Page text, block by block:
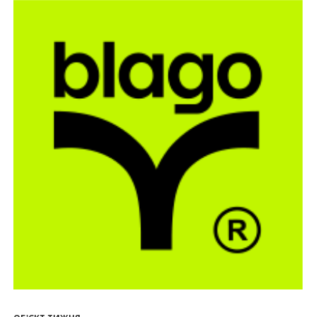
22.07.2026
Літо вигідних інвестицій: комерційні
приміщення зі знижками
21.07.2026
Як вибрати кольори для кухні у 2026 році
20.07.2026
У Поляниці та Франківську прокуратура стягує
понад 13 млн грн пайових внесків
17.07.2026
П’ятий фасад замість кондиціонера
приміщення зі знижками до -7%